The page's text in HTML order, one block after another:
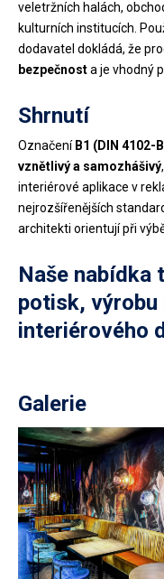
veletržních halách,
kulturních institucích.
dodavatel dokládá, že
bezpečnosta je vhodný
Shrnutí
Označení B1 (DIN 4102-
vznětlivý a samozhášivý
interiérové aplikace v
nejrozšířenějších
architekti orientují při
Naše nabídka
potisk, výrobu
interiérového
Galerie